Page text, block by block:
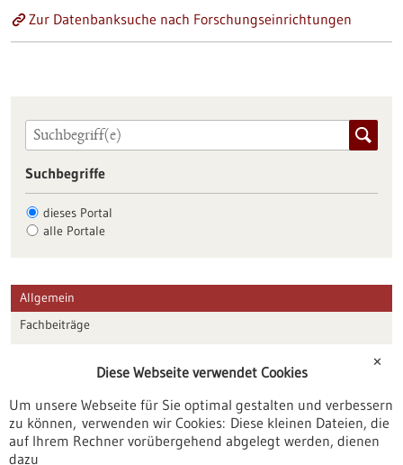
Zur Datenbanksuche nach Forschungseinrichtungen
Suchbegriffe
dieses Portal
alle Portale
Allgemein
Fachbeiträge
Veranstaltungen
Erscheinungsdatum
✕
Diese Webseite verwendet Cookies
Um unsere Webseite für Sie optimal gestalten und verbessern
zu können, verwenden wir Cookies: Diese kleinen Dateien, die
auf Ihrem Rechner vorübergehend abgelegt werden, dienen
dazu